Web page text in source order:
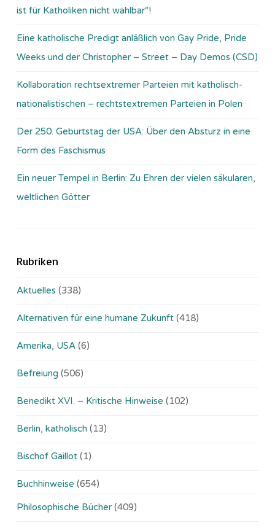
ist für Katholiken nicht wählbar“!
Eine katholische Predigt anläßlich von Gay Pride, Pride
Weeks und der Christopher – Street – Day Demos (CSD)
Kollaboration rechtsextremer Parteien mit katholisch-
nationalistischen – rechtstextremen Parteien in Polen
Der 250. Geburtstag der USA: Über den Absturz in eine
Form des Faschismus
Ein neuer Tempel in Berlin: Zu Ehren der vielen säkularen,
weltlichen Götter
Rubriken
Aktuelles (338)
Alternativen für eine humane Zukunft (418)
Amerika, USA (6)
Befreiung (506)
Benedikt XVI. – Kritische Hinweise (102)
Berlin, katholisch (13)
Bischof Gaillot (1)
Buchhinweise (654)
Philosophische Bücher (409)